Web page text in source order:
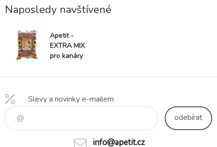
Naposledy navštívené
Apetit -
EXTRA MIX
pro kanáry
Slevy a novinky e-mailem
odebírat
info@apetit.cz